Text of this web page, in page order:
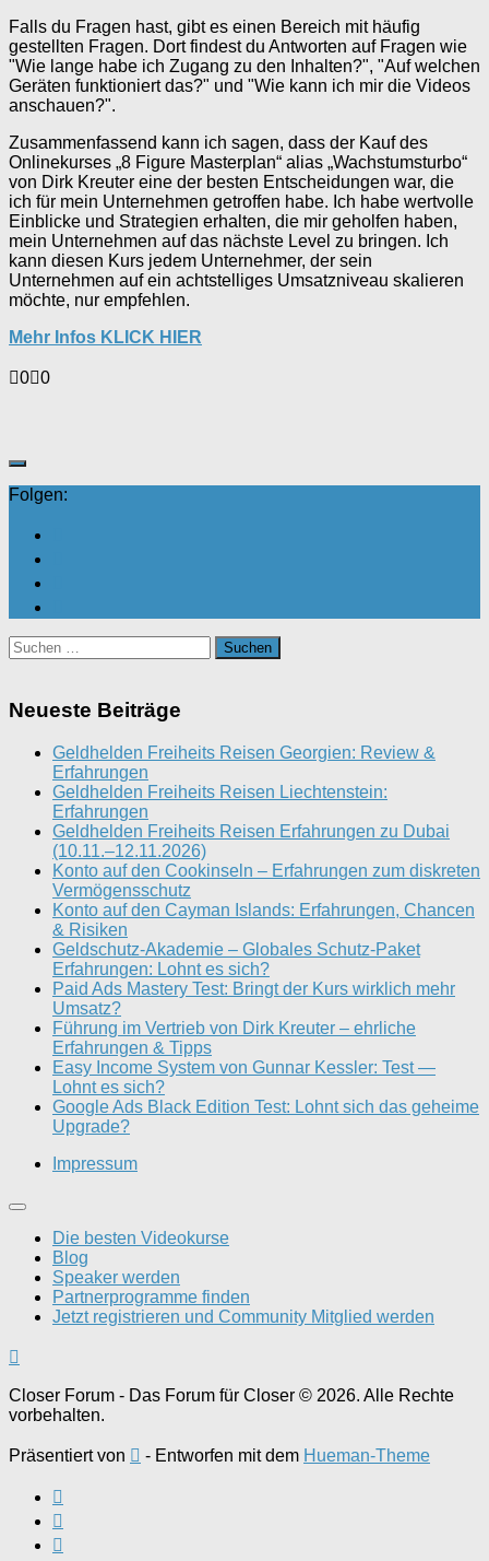
Falls du Fragen hast, gibt es einen Bereich mit häufig
gestellten Fragen. Dort findest du Antworten auf Fragen wie
"Wie lange habe ich Zugang zu den Inhalten?", "Auf welchen
Geräten funktioniert das?" und "Wie kann ich mir die Videos
anschauen?".
Zusammenfassend kann ich sagen, dass der Kauf des
Onlinekurses „8 Figure Masterplan“ alias „Wachstumsturbo“
von Dirk Kreuter eine der besten Entscheidungen war, die
ich für mein Unternehmen getroffen habe. Ich habe wertvolle
Einblicke und Strategien erhalten, die mir geholfen haben,
mein Unternehmen auf das nächste Level zu bringen. Ich
kann diesen Kurs jedem Unternehmer, der sein
Unternehmen auf ein achtstelliges Umsatzniveau skalieren
möchte, nur empfehlen.
Mehr Infos KLICK HIER
Anklicken
0 Anklicken
0
Folgen:
Suchen
nach:
Neueste Beiträge
Geldhelden Freiheits Reisen Georgien: Review &
Erfahrungen
Geldhelden Freiheits Reisen Liechtenstein:
Erfahrungen
Geldhelden Freiheits Reisen Erfahrungen zu Dubai
(10.11.–12.11.2026)
Konto auf den Cookinseln – Erfahrungen zum diskreten
Vermögensschutz
Konto auf den Cayman Islands: Erfahrungen, Chancen
& Risiken
Geldschutz-Akademie – Globales Schutz-Paket
Erfahrungen: Lohnt es sich?
Paid Ads Mastery Test: Bringt der Kurs wirklich mehr
Umsatz?
Führung im Vertrieb von Dirk Kreuter – ehrliche
Erfahrungen & Tipps
Easy Income System von Gunnar Kessler: Test —
Lohnt es sich?
Google Ads Black Edition Test: Lohnt sich das geheime
Upgrade?
Impressum
Die besten Videokurse
Blog
Speaker werden
Partnerprogramme finden
Jetzt registrieren und Community Mitglied werden
Closer Forum - Das Forum für Closer © 2026. Alle Rechte
vorbehalten.
Präsentiert von - Entworfen mit dem Hueman-Theme